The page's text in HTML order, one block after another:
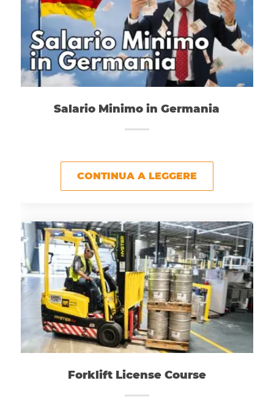
Salario Minimo in Germania
CONTINUA A LEGGERE
Forklift License Course